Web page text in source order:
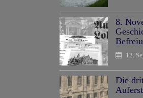
8.
12.
Die